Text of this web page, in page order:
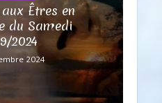
Êtres en
du Samedi
2024
2024